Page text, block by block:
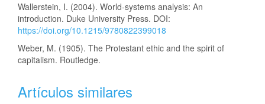
Wallerstein, I. (2004). World-systems analysis: An
introduction. Duke University Press. DOI:
https://doi.org/10.1215/9780822399018
Weber, M. (1905). The Protestant ethic and the spirit of
capitalism. Routledge.
Artículos similares